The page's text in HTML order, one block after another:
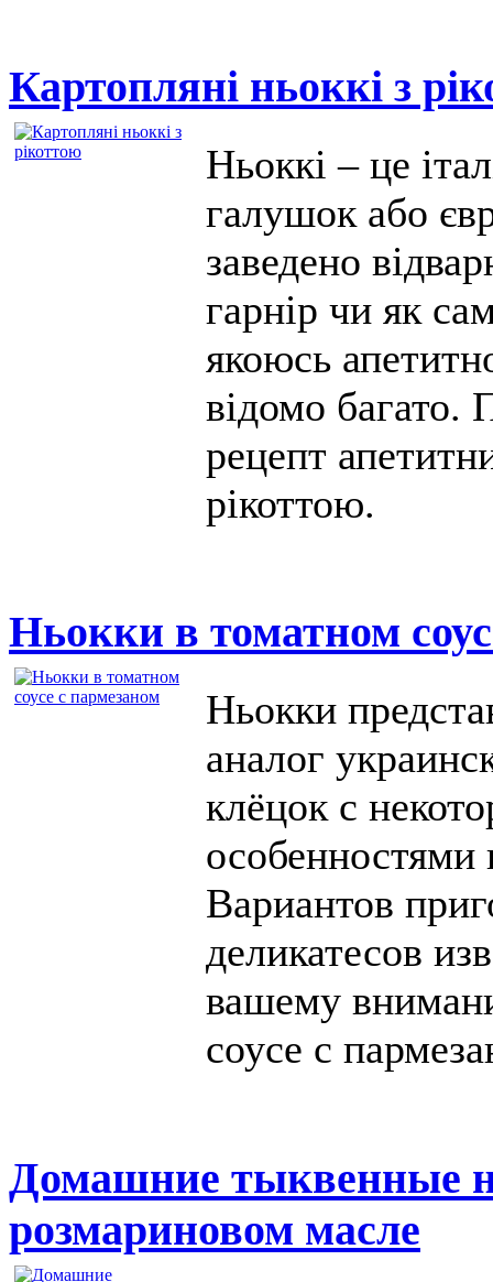
Картопляні ньоккі з
Ньоккі – це
галушок або
заведено
гарнір чи як
якоюсь
відомо багато.
рецепт
рікоттою.
Ньокки в томатном
Ньокки
аналог
клёцок с
особенностями
Вариантов
деликатесов
вашему
соусе с
Домашние тыквенные
розмариновом масле